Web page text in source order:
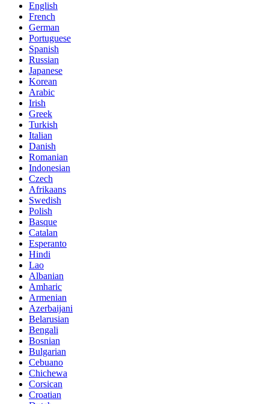
English
French
German
Portuguese
Spanish
Russian
Japanese
Korean
Arabic
Irish
Greek
Turkish
Italian
Danish
Romanian
Indonesian
Czech
Afrikaans
Swedish
Polish
Basque
Catalan
Esperanto
Hindi
Lao
Albanian
Amharic
Armenian
Azerbaijani
Belarusian
Bengali
Bosnian
Bulgarian
Cebuano
Chichewa
Corsican
Croatian